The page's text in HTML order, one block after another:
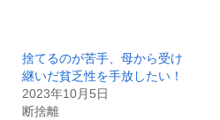
捨てるのが苦手、母から受け
継いだ貧乏性を手放したい！
2023年10月5日
断捨離